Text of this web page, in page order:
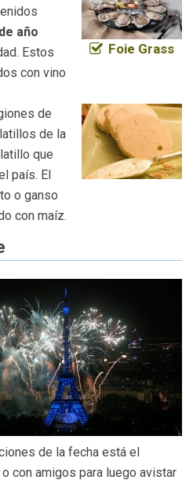
año
Estos
con vino
Foie Grass
de
de la
que
país. El
o ganso
con maíz.
de la fecha está el
con amigos para luego avistar